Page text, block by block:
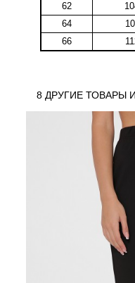
62
64
66
8 ДРУГИЕ ТОВАРЫ